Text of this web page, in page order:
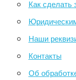
Как сделать
Наши
Контакты
Об